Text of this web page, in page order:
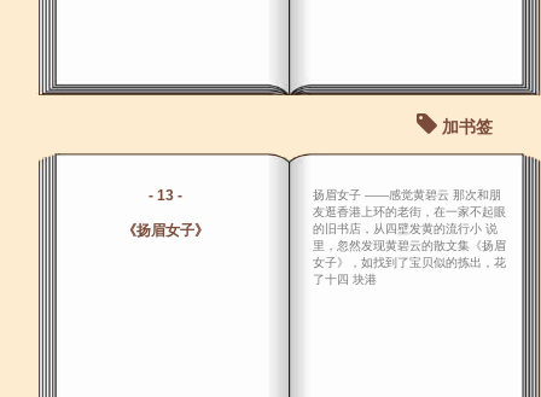
加书签
- 13 -
《扬眉女子》
扬眉女子 ――感觉黄碧云 那次和朋
友逛香港上环的老街，在一家不起眼
的旧书店，从四壁发黄的流行小 说
里，忽然发现黄碧云的散文集《扬眉
女子》，如找到了宝贝似的拣出，花
了十四 块港